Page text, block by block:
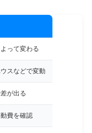
って変わる
スなどで変動
が出る
費を確認